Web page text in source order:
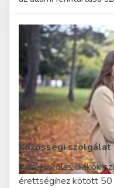
Közösségi szolgálat
Középiskolás diákok
érettségihez kötött 50